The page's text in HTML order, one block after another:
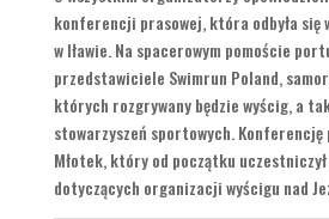
konferencji prasowej, która odbyła się
w Iławie. Na spacerowym pomoście
przedstawiciele Swimrun Poland,
których rozgrywany będzie wyścig, a
stowarzyszeń sportowych. Konferencję
Młotek, który od początku
dotyczących organizacji wyścigu nad